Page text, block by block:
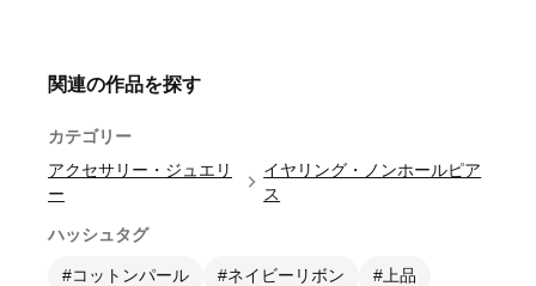
関連の作品を探す
カテゴリー
アクセサリー・ジュエリ
ー
イヤリング・ノンホールピア
ス
ハッシュタグ
#コットンパール #ネイビーリボン #上品